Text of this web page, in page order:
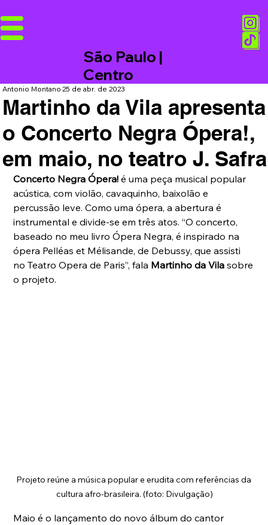
São Paulo |
Centro
Martinho da Vila apresenta
o Concerto Negra Ópera!,
em maio, no teatro J. Safra
Antonio Montano25 de abr. de 2023
Concerto Negra Ópera! é uma peça musical popular
acústica, com violão, cavaquinho, baixolão e
percussão leve. Como uma ópera, a abertura é
instrumental e divide-se em três atos. “O concerto,
baseado no meu livro Ópera Negra, é inspirado na
ópera Pelléas et Mélisande, de Debussy, que assisti
no Teatro Opera de Paris”, fala Martinho da Vila sobre
o projeto.
Projeto reúne a música popular e erudita com referências da
cultura afro-brasileira. (foto: Divulgação)
Maio é o lançamento do novo álbum do cantor